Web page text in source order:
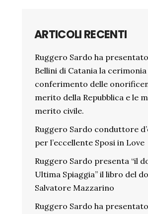
ARTICOLI RECENTI
Ruggero Sardo ha
Bellini di Catania la
conferimento delle
merito della Repubblica e le
merito civile.
Ruggero Sardo conduttore
per l’eccellente Sposi in Love
Ruggero Sardo presenta “il
Ultima Spiaggia” il libro del
Salvatore Mazzarino
Ruggero Sardo ha presentato